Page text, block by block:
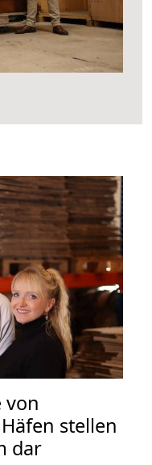
von
stellen
dar